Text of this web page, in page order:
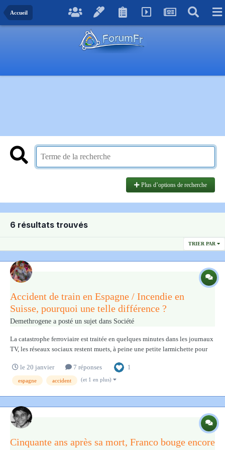
Accueil
Plus d’options de recherche
6 résultats trouvés
TRIER PAR
Accident de train en Espagne / Incendie en
Suisse, pourquoi une telle différence ?
Demethrogene a posté un sujet dans Société
La catastrophe ferroviaire est traitée en quelques minutes dans les journaux
TV, les réseaux sociaux restent muets, à peine une petite larmichette pour
traitement ? Est-ce une question de date ? Je ne trouve pas de raisons simp...
le 20 janvier 7 réponses 1
espagne accident (et 1 en plus)
Cinquante ans après sa mort, Franco bouge encore